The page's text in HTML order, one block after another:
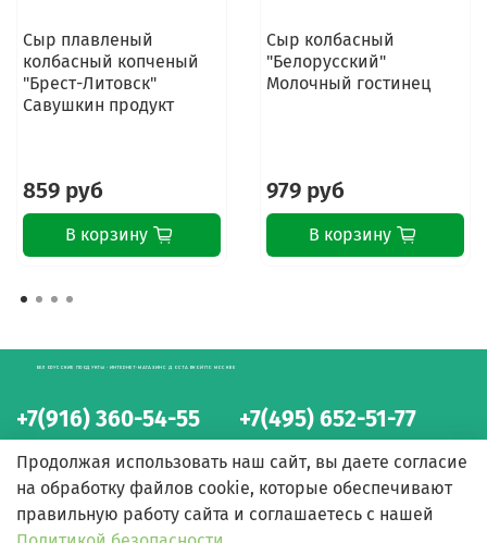
Сыр плавленый
колбасный копченый
"Брест-Литовск"
Савушкин продукт
859 руб
В корзину
Сыр колбасный
"Белорусский"
Молочный гостинец
979 руб
В корзину
+7(916) 360-54-55
интернет-магазин
+7(495) 652-51-77
интернет-магазин
БЕЛОРУССКИЕ ПРОДУКТЫ - ИНТЕРНЕТ-МАГАЗИН С ДОСТАВКОЙ ПО МОСКВЕ
Продолжая использовать наш сайт, вы даете согласие
на обработку файлов cookie, которые обеспечивают
правильную работу сайта и соглашаетесь с нашей